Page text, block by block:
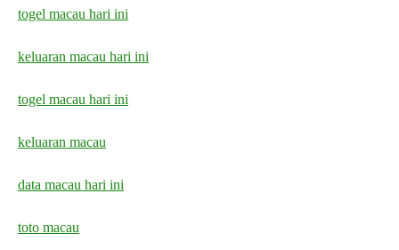
togel macau hari ini
keluaran macau hari ini
togel macau hari ini
keluaran macau
data macau hari ini
toto macau